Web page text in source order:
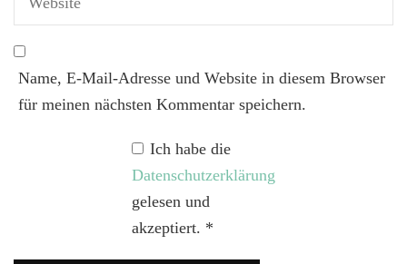
Name, E-Mail-Adresse und Website in diesem Browser
für meinen nächsten Kommentar speichern.
Ich habe die
Datenschutzerklärung
gelesen und
akzeptiert. *